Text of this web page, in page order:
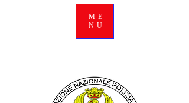
ME
NU